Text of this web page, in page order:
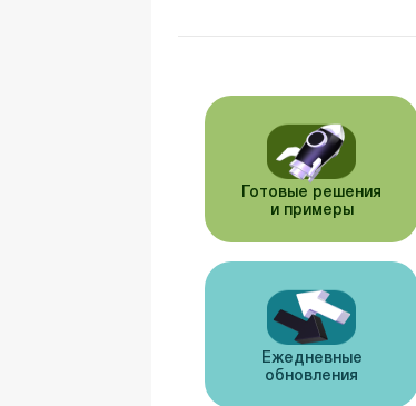
Готовые решения
и примеры
Ежедневные
обновления